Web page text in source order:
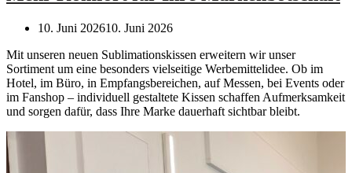
10. Juni 202610. Juni 2026
Mit unseren neuen Sublimationskissen erweitern wir unser
Sortiment um eine besonders vielseitige Werbemittelidee. Ob im
Hotel, im Büro, in Empfangsbereichen, auf Messen, bei Events oder
im Fanshop – individuell gestaltete Kissen schaffen Aufmerksamkeit
und sorgen dafür, dass Ihre Marke dauerhaft sichtbar bleibt.